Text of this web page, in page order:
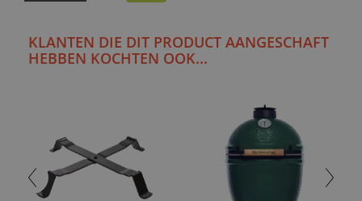
KLANTEN DIE DIT PRODUCT AANGESCHAFT
HEBBEN KOCHTEN OOK...